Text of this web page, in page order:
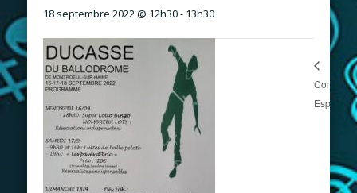
18 septembre 2022 @ 12h30- 13h30
Concert à
Esplechin